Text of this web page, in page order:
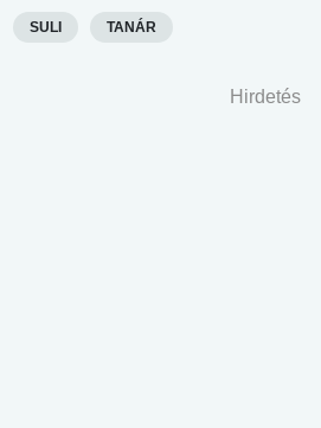
SULI TANÁR
Hirdetés